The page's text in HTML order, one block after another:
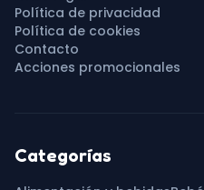
Política de privacidad
Política de cookies
Contacto
Acciones promocionales
Categorías